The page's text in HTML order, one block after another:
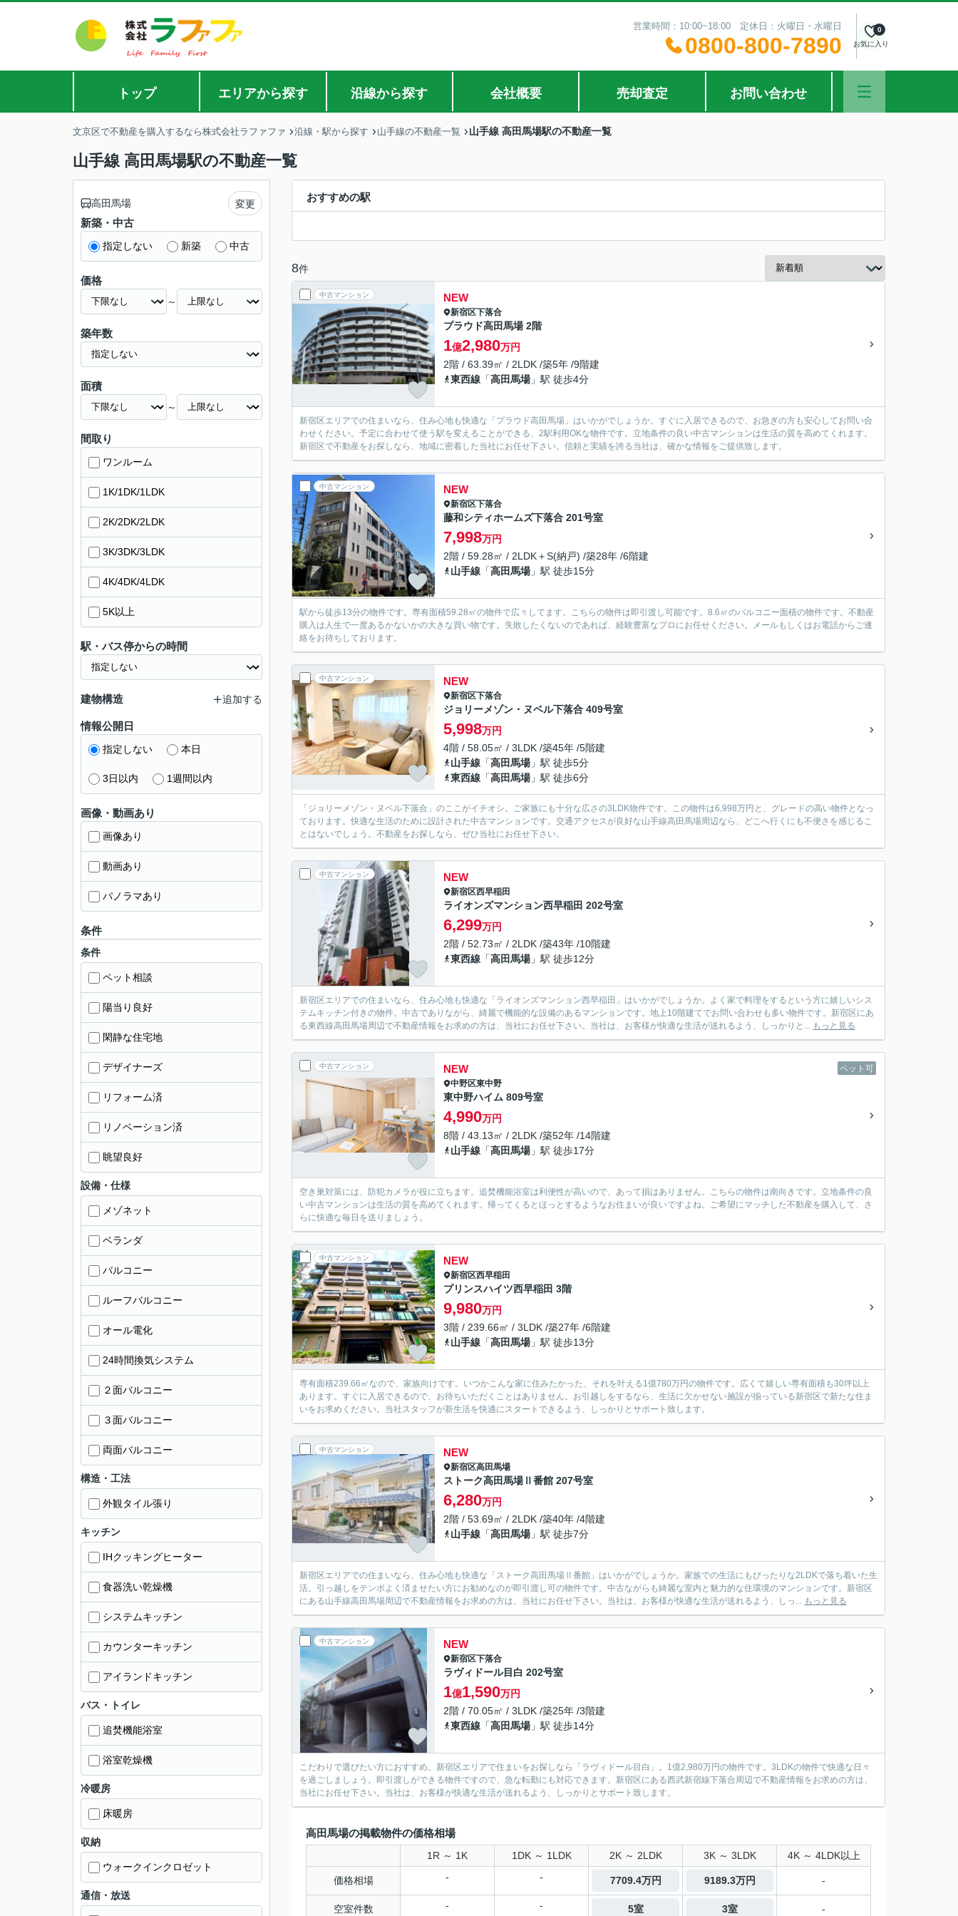
営業時間：10:00~18:00 定休日：火曜日・水曜日
0800-800-7890 お気に入り
0
トップ エリアから探す 沿線から探す 会社概要 売却査定 お問い合わせ
文京区で不動産を購入するなら株式会社ラファファ 沿線・駅から探す 山手線の不動産一覧 山手線 高田馬場駅の不動産一覧
山手線 高田馬場駅の不動産一覧
おすすめの駅
8件
中古マンション NEW
新宿区下落合
プラウド高田馬場 2階
1億2,980万円
2階 / 63.39㎡ / 2LDK /築5年 /9階建
東西線 「高田馬場」駅 徒歩4分
新宿区エリアでの住まいなら、住み心地も快適な「プラウド高田馬場」はいかがでしょうか。すぐに入居できるので、お急ぎの方も安心してお問い合
わせください。予定に合わせて使う駅を変えることができる、2駅利用OKな物件です。立地条件の良い中古マンションは生活の質を高めてくれます。
新宿区で不動産をお探しなら、地域に密着した当社にお任せ下さい。信頼と実績を誇る当社は、確かな情報をご提供致します。
中古マンション NEW
新宿区下落合
藤和シティホームズ下落合 201号室
7,998万円
2階 / 59.28㎡ / 2LDK＋S(納戸) /築28年 /6階建
山手線 「高田馬場」駅 徒歩15分
駅から徒歩13分の物件です。専有面積59.28㎡の物件で広々してます。こちらの物件は即引渡し可能です。8.6㎡のバルコニー面積の物件です。不動産
購入は人生で一度あるかないかの大きな買い物です。失敗したくないのであれば、経験豊富なプロにお任せください。メールもしくはお電話からご連
絡をお待ちしております。
中古マンション NEW
新宿区下落合
ジョリーメゾン・ヌベル下落合 409号室
5,998万円
4階 / 58.05㎡ / 3LDK /築45年 /5階建
山手線 「高田馬場」駅 徒歩5分
東西線 「高田馬場」駅 徒歩6分
「ジョリーメゾン・ヌベル下落合」のここがイチオシ。ご家族にも十分な広さの3LDK物件です。この物件は6,998万円と、グレードの高い物件となっ
ております。快適な生活のために設計された中古マンションです。交通アクセスが良好な山手線高田馬場周辺なら、どこへ行くにも不便さを感じるこ
とはないでしょう。不動産をお探しなら、ぜひ当社にお任せ下さい。
中古マンション NEW
新宿区西早稲田
ライオンズマンション西早稲田 202号室
6,299万円
2階 / 52.73㎡ / 2LDK /築43年 /10階建
東西線 「高田馬場」駅 徒歩12分
新宿区エリアでの住まいなら、住み心地も快適な「ライオンズマンション西早稲田」はいかがでしょうか。よく家で料理をするという方に嬉しいシス
テムキッチン付きの物件。中古でありながら、綺麗で機能的な設備のあるマンションです。地上10階建てでお問い合わせも多い物件です。新宿区にあ
る東西線高田馬場周辺で不動産情報をお求めの方は、当社にお任せ下さい。当社は、お客様が快適な生活が送れるよう、しっかりと... もっと見る
中古マンション ペット可
NEW
中野区東中野
東中野ハイム 809号室
4,990万円
8階 / 43.13㎡ / 2LDK /築52年 /14階建
山手線 「高田馬場」駅 徒歩17分
空き巣対策には、防犯カメラが役に立ちます。追焚機能浴室は利便性が高いので、あって損はありません。こちらの物件は南向きです。立地条件の良
い中古マンションは生活の質を高めてくれます。帰ってくるとほっとするようなお住まいが良いですよね。ご希望にマッチした不動産を購入して、さ
らに快適な毎日を送りましょう。
中古マンション NEW
新宿区西早稲田
プリンスハイツ西早稲田 3階
9,980万円
3階 / 239.66㎡ / 3LDK /築27年 /6階建
山手線 「高田馬場」駅 徒歩13分
専有面積239.66㎡なので、家族向けです。いつかこんな家に住みたかった、それを叶える1億780万円の物件です。広くて嬉しい専有面積も30坪以上
あります。すぐに入居できるので、お待ちいただくことはありません。お引越しをするなら、生活に欠かせない施設が揃っている新宿区で新たな住ま
いをお求めください。当社スタッフが新生活を快適にスタートできるよう、しっかりとサポート致します。
中古マンション NEW
新宿区高田馬場
ストーク高田馬場Ⅱ番館 207号室
6,280万円
2階 / 53.69㎡ / 2LDK /築40年 /4階建
山手線 「高田馬場」駅 徒歩7分
新宿区エリアでの住まいなら、住み心地も快適な「ストーク高田馬場Ⅱ番館」はいかがでしょうか。家族での生活にもぴったりな2LDKで落ち着いた生
活。引っ越しをテンポよく済ませたい方にお勧めなのが即引渡し可の物件です。中古ながらも綺麗な室内と魅力的な住環境のマンションです。新宿区
にある山手線高田馬場周辺で不動産情報をお求めの方は、当社にお任せ下さい。当社は、お客様が快適な生活が送れるよう、しっ... もっと見る
中古マンション NEW
新宿区下落合
ラヴィドール目白 202号室
1億1,590万円
2階 / 70.05㎡ / 3LDK /築25年 /3階建
東西線 「高田馬場」駅 徒歩14分
こだわりで選びたい方におすすめ。新宿区エリアで住まいをお探しなら「ラヴィドール目白」。1億2,980万円の物件です。3LDKの物件で快適な日々
を過ごしましょう。即引渡しができる物件ですので、急な転勤にも対応できます。新宿区にある西武新宿線下落合周辺で不動産情報をお求めの方は、
当社にお任せ下さい。当社は、お客様が快適な生活が送れるよう、しっかりとサポート致します。
高田馬場の掲載物件の価格相場
1R ～ 1K 1DK ～ 1LDK 2K ～ 2LDK 3K ～ 3LDK 4K ～ 4LDK以上
価格相場 - - 7709.4万円 9189.3万円 -
空室件数 - - 5室 3室 -
高田馬場 変更
新築・中古
指定しない 新築 中古
価格
～
築年数
面積
～
間取り
ワンルーム
1K/1DK/1LDK
2K/2DK/2LDK
3K/3DK/3LDK
4K/4DK/4LDK
5K以上
駅・バス停からの時間
建物構造 追加する
情報公開日
指定しない 本日
3日以内 1週間以内
画像・動画あり
画像あり
動画あり
パノラマあり
条件
条件
ペット相談
陽当り良好
閑静な住宅地
デザイナーズ
リフォーム済
リノベーション済
眺望良好
設備・仕様
メゾネット
ベランダ
バルコニー
ルーフバルコニー
オール電化
24時間換気システム
２面バルコニー
３面バルコニー
両面バルコニー
構造・工法
外観タイル張り
キッチン
IHクッキングヒーター
食器洗い乾燥機
システムキッチン
カウンターキッチン
アイランドキッチン
バス・トイレ
追焚機能浴室
浴室乾燥機
冷暖房
床暖房
収納
ウォークインクロゼット
通信・放送